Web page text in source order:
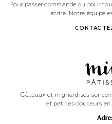
Gâteaux et mignardises sur
et petites douceurs
Pour passer commande ou pour
écrire. Notre équipe